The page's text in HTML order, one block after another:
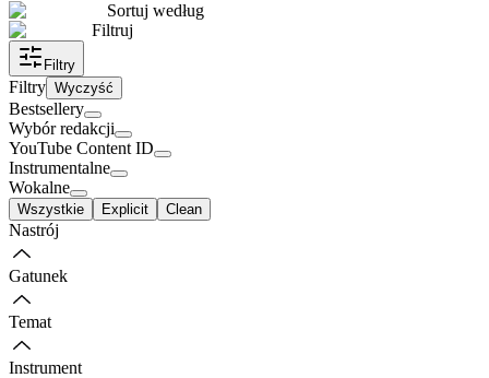
Sortuj według
Filtruj
Filtry
Filtry Wyczyść
Bestsellery
Wybór redakcji
YouTube Content ID
Instrumentalne
Wokalne
Wszystkie Explicit Clean
Nastrój
Gatunek
Temat
Instrument